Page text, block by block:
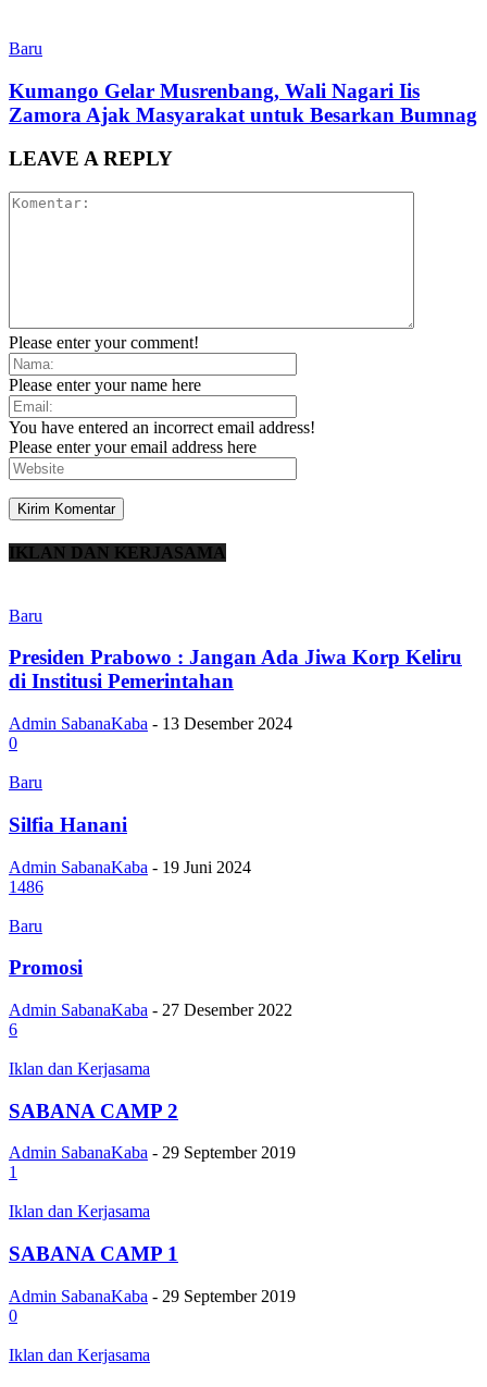
Baru
Kumango Gelar Musrenbang, Wali Nagari Iis
Zamora Ajak Masyarakat untuk Besarkan Bumnag
LEAVE A REPLY
Please enter your comment!
Please enter your name here
You have entered an incorrect email address!
Please enter your email address here
IKLAN DAN KERJASAMA
Baru
Presiden Prabowo : Jangan Ada Jiwa Korp Keliru
di Institusi Pemerintahan
Admin SabanaKaba - 13 Desember 2024
0
Baru
Silfia Hanani
Admin SabanaKaba - 19 Juni 2024
1486
Baru
Promosi
Admin SabanaKaba - 27 Desember 2022
6
Iklan dan Kerjasama
SABANA CAMP 2
Admin SabanaKaba - 29 September 2019
1
Iklan dan Kerjasama
SABANA CAMP 1
Admin SabanaKaba - 29 September 2019
0
Iklan dan Kerjasama